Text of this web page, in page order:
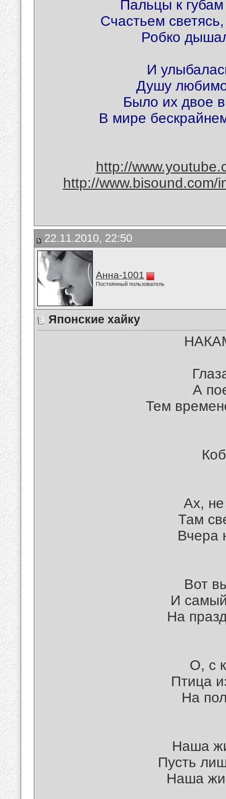
Пальцы к
Счастьем
Робко
И
Душу
Было их двое
В мире
http://
http://www.bisound.com/
22.11.2010, 22:50
Анна-1001
Постоянный пользователь
Японские хайку
А
Тем
Ах, не
Там
Вчера
Вот
И
На
О, с
Птица
На
Наша
Пусть
Наша